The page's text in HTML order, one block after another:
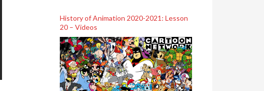
History of Animation 2020-2021: Lesson
20 – Videos